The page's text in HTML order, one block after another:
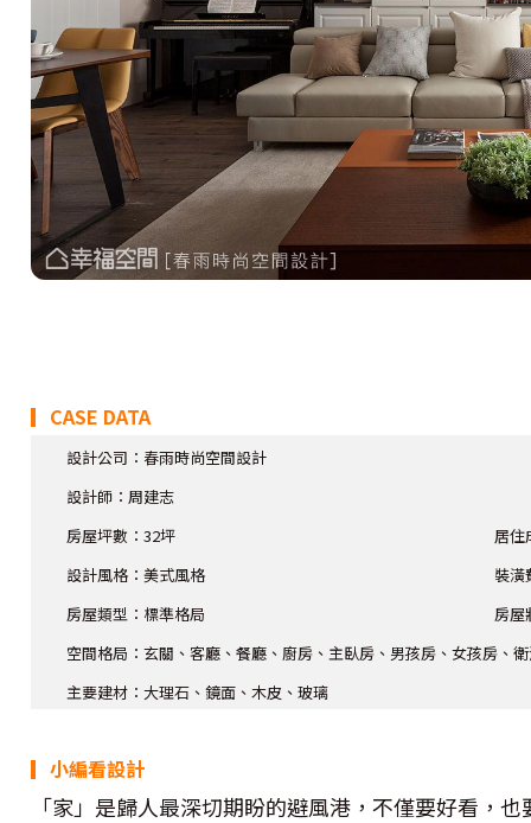
▎CASE DATA
設計公司：春雨時尚空間設計
設計師：周建志
房屋坪數：32坪
設計風格：美式風格
房屋類型：標準格局
居住
裝潢
房屋
空間格局：玄關、客廳、餐廳、廚房、主臥房、男孩房、女孩房、
主要建材：大理石、鏡面、木皮、玻璃
▎小編看設計
「家」是歸人最深切期盼的避風港，不僅要好看，